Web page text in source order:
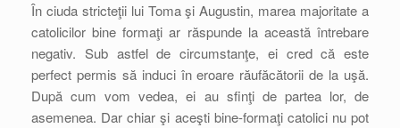
În ciuda stricteţii lui Toma şi Augustin, marea majoritate a
catolicilor bine formaţi ar răspunde la această întrebare
negativ. Sub astfel de circumstanţe, ei cred că este
perfect permis să induci în eroare răufăcătorii de la uşă.
După cum vom vedea, ei au sfinţi de partea lor, de
asemenea. Dar chiar şi aceşti bine-formaţi catolici nu pot